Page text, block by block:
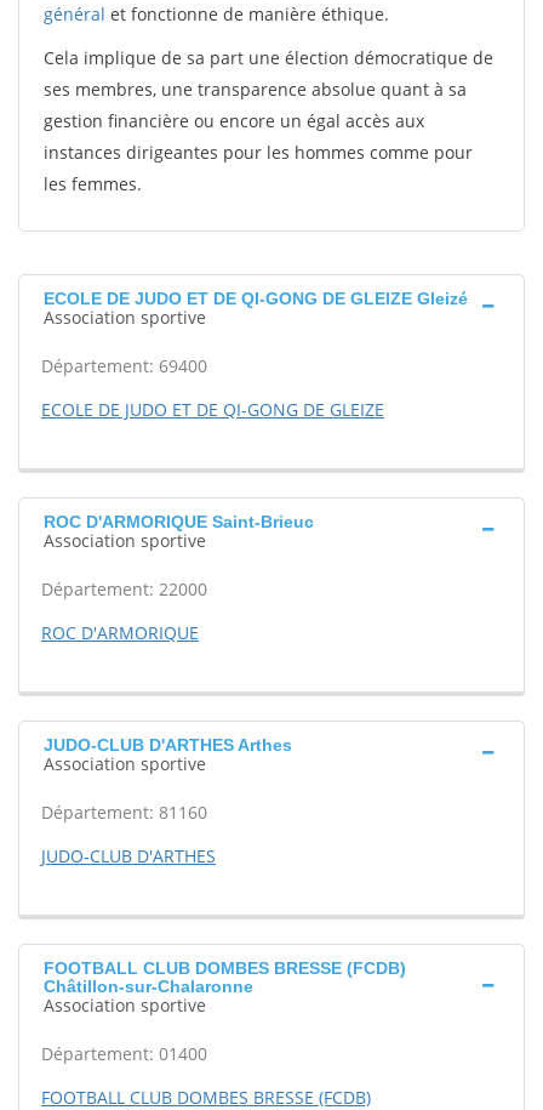
général et fonctionne de manière éthique.
Cela implique de sa part une élection démocratique de
ses membres, une transparence absolue quant à sa
gestion financière ou encore un égal accès aux
instances dirigeantes pour les hommes comme pour
les femmes.
ECOLE DE JUDO ET DE QI-GONG DE GLEIZE Gleizé
Association sportive
Département: 69400
ECOLE DE JUDO ET DE QI-GONG DE GLEIZE
ROC D'ARMORIQUE Saint-Brieuc
Association sportive
Département: 22000
ROC D'ARMORIQUE
JUDO-CLUB D'ARTHES Arthes
Association sportive
Département: 81160
JUDO-CLUB D'ARTHES
FOOTBALL CLUB DOMBES BRESSE (FCDB)
Châtillon-sur-Chalaronne
Association sportive
Département: 01400
FOOTBALL CLUB DOMBES BRESSE (FCDB)